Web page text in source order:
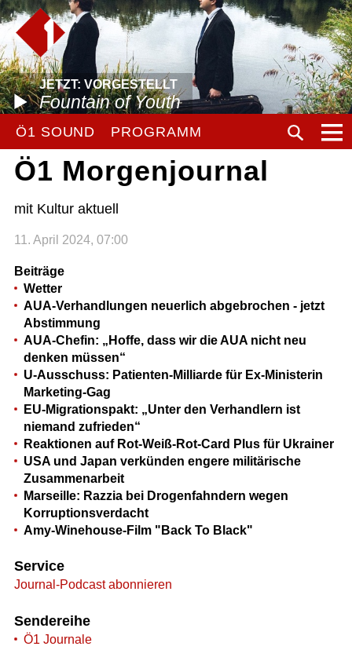
JETZT: VORGESTELLT
Fountain of Youth
Ö1 SOUND PROGRAMM
Ö1 Morgenjournal
mit Kultur aktuell
11. April 2024, 07:00
Beiträge
Wetter
AUA-Verhandlungen neuerlich abgebrochen - jetzt
Abstimmung
AUA-Chefin: „Hoffe, dass wir die AUA nicht neu
denken müssen“
U-Ausschuss: Patienten-Milliarde für Ex-Ministerin
Marketing-Gag
EU-Migrationspakt: „Unter den Verhandlern ist
niemand zufrieden“
Reaktionen auf Rot-Weiß-Rot-Card Plus für Ukrainer
USA und Japan verkünden engere militärische
Zusammenarbeit
Marseille: Razzia bei Drogenfahndern wegen
Korruptionsverdacht
Amy-Winehouse-Film "Back To Black"
Service
Journal-Podcast abonnieren
Sendereihe
Ö1 Journale